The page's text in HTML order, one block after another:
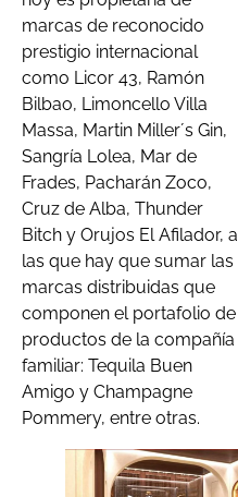
marcas de reconocido
prestigio internacional
como Licor 43, Ramón
Bilbao, Limoncello Villa
Massa, Martin Miller´s Gin,
Sangría Lolea, Mar de
Frades, Pacharán Zoco,
Cruz de Alba, Thunder
Bitch y Orujos El Afilador, a
las que hay que sumar las
marcas distribuidas que
componen el portafolio de
productos de la compañía
familiar: Tequila Buen
Amigo y Champagne
Pommery, entre otras.